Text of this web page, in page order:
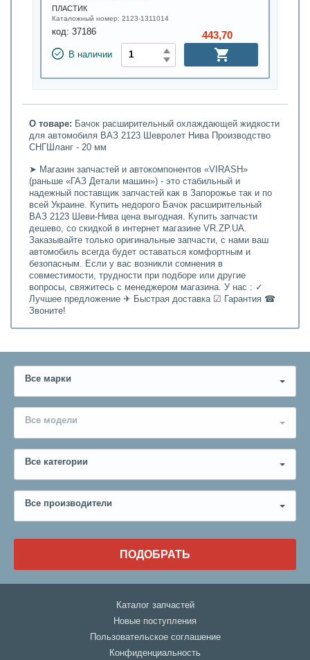
ПЛАСТИК
Каталожный номер: 2123-1311014
код: 37186
В наличии
443,70
О товаре: Бачок расширительный охлаждающей жидкости
для автомобиля ВАЗ 2123 Шевролет Нива Производство
СНГШланг - 20 мм
➤ Магазин запчастей и автокомпонентов «VIRASH»
(раньше «ГАЗ Детали машин») - это стабильный и
надежный поставщик запчастей как в Запорожье так и по
всей Украине. Купить недорого Бачок расширительный
ВАЗ 2123 Шеви-Нива цена выгодная. Купить запчасти
дешево, со скидкой в интернет магазине VR.ZP.UA.
Заказывайте только оригинальные запчасти, с нами ваш
автомобиль всегда будет оставаться комфортным и
безопасным. Если у вас возникли сомнения в
совместимости, трудности при подборе или другие
вопросы, свяжитесь с менеджером магазина. У нас : ✓
Лучшее предложение ✈ Быстрая доставка ☑ Гарантия ☎
Звоните!
Все марки
Все модели
Все категории
Все производители
ПОДОБРАТЬ
Каталог запчастей
Новые поступления
Пользовательское соглашение
Конфиденциальность